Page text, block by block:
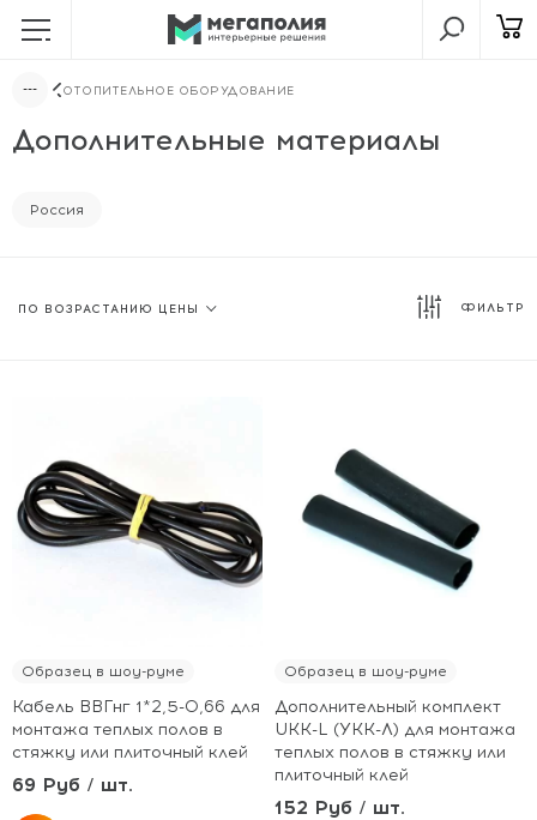
ОТОПИТЕЛЬНОЕ ОБОРУДОВАНИЕ
Дополнительные материалы
Россия
ФИЛЬТР
Образец в шоу-руме
Кабель ВВГнг 1*2,5-0,66 для
монтажа теплых полов в
стяжку или плиточный клей
69 Руб / шт.
Образец в шоу-руме
Дополнительный комплект
UКK-L (УКК-Л) для монтажа
теплых полов в стяжку или
плиточный клей
152 Руб / шт.